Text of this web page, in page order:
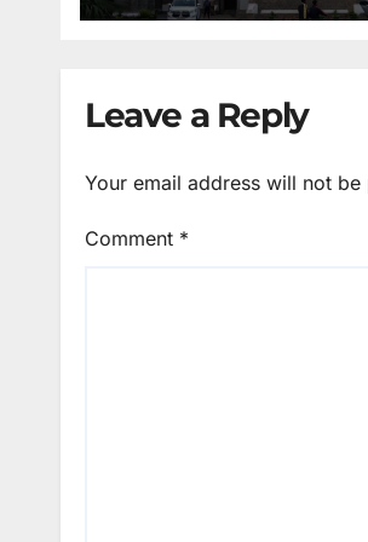
अपना शपथ पत्र वापस ले
Leave a Reply
Your email address will not be
Comment *